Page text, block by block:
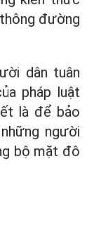
đường
dân tuân
pháp luật
là để bảo
người
bộ mặt đô